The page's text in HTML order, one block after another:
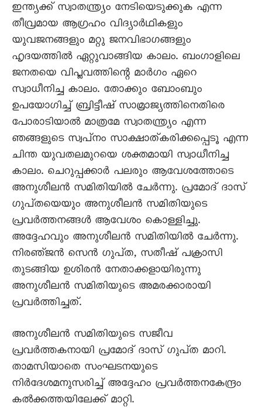
ഇന്ത്യക്ക്‌ സ്വാതന്ത്ര്യം നേടിയെടുക്കുക എന്ന
തീവ്രമായ ആഗ്രഹം വിദ്യാർഥികളും
യുവജനങ്ങളും മറ്റു ജനവിഭാഗങ്ങളും
ഹൃദയത്തിൽ ഏറ്റുവാങ്ങിയ കാലം. ബംഗാളിലെ
ജനതയെ വിപ്ലവത്തിന്റെ മാർഗം ഏറെ
സ്വാധീനിച്ച കാലം. തോക്കും ബോംബും
ഉപയോഗിച്ച്‌ ബ്രിട്ടീഷ്‌ സാമ്രാജ്യത്തിനെതിരെ
പോരാടിയാൽ മാത്രമേ സ്വാതന്ത്ര്യം എന്ന
ഞങ്ങളുടെ സ്വപ്‌നം സാക്ഷാത്‌കരിക്കപ്പെടൂ എന്ന
ചിന്ത യുവതലമുറയെ ശക്തമായി സ്വാധീനിച്ച
കാലം. ചെറുപ്പക്കാർ പലരും ആവേശത്തോടെ
അനുശീലൻ സമിതിയിൽ ചേർന്നു. പ്രമോദ്‌ ദാസ്‌
ഗുപ്‌തയെയും അനുശീലൻ സമിതിയുടെ
പ്രവർത്തനങ്ങൾ ആവേശം കൊള്ളിച്ചു.
അദ്ദേഹവും അനുശീലൻ സമിതിയിൽ ചേർന്നു.
നിരഞ്‌ജൻ സെൻ ഗുപ്‌ത, സതീഷ്‌ പക്രാസി
തുടങ്ങിയ ഉശിരൻ നേതാക്കളായിരുന്നു
അനുശീലൻ സമിതിയുടെ അമരക്കാരായി
പ്രവർത്തിച്ചത്‌.
അനുശീലൻ സമിതിയുടെ സജീവ
പ്രവർത്തകനായി പ്രമോദ്‌ ദാസ്‌ ഗുപ്‌ത മാറി.
താമസിയാതെ സംഘടനയുടെ
നിർദേശമനുസരിച്ച്‌ അദ്ദേഹം പ്രവർത്തനകേന്ദ്രം
കൽക്കത്തയിലേക്ക്‌ മാറ്റി.